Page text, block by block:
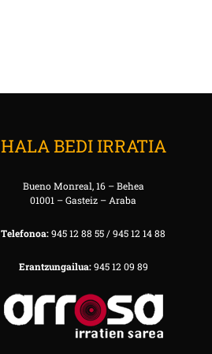
HALA BEDI IRRATIA
Bueno Monreal, 16 – Behea
01001 – Gasteiz – Araba
Telefonoa:945 12 88 55 / 945 12 14 88
Erantzungailua:945 12 09 89